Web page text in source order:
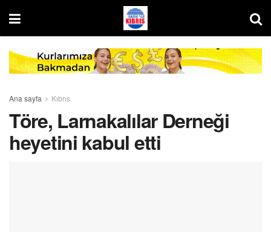
Ana sayfa Kıbrıs
Töre, Larnakalılar Derneği
heyetini kabul etti